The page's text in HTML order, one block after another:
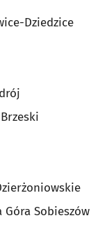
Dziedzice
Góra Sobieszów